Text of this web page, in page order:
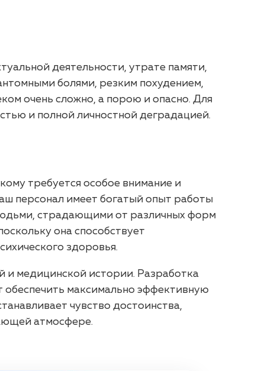
деятельности, утрате памяти,
болями, резким похудением,
очень сложно, а порою и опасно. Для
и полной личностной деградацией.
требуется особое внимание и
персонал имеет богатый опыт работы
страдающими от различных форм
она способствует
здоровья.
и медицинской истории. Разработка
обеспечить максимально эффективную
чувство достоинства,
атмосфере.